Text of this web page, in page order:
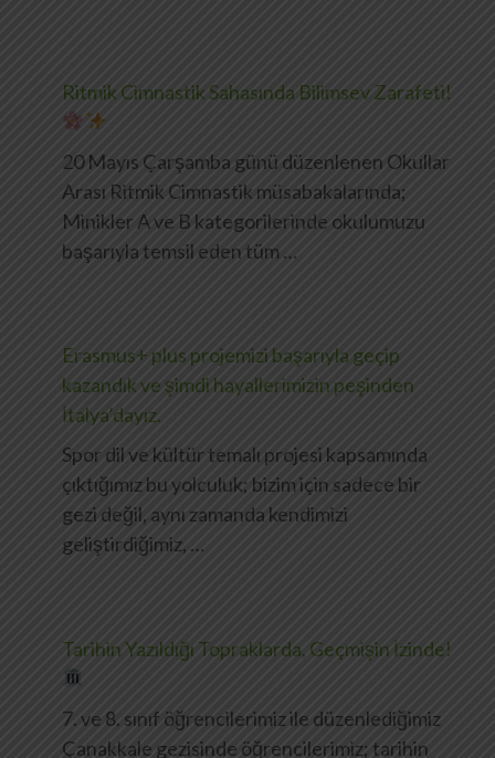
Ritmik Cimnastik Sahasında Bilimsev Zarafeti!
20 Mayıs Çarşamba günü düzenlenen Okullar
Arası Ritmik Cimnastik müsabakalarında;
Minikler A ve B kategorilerinde okulumuzu
başarıyla temsil eden tüm …
Erasmus+ plus projemizi başarıyla geçip
kazandık ve şimdi hayallerimizin peşinden
İtalya’dayız.
Spor dil ve kültür temalı projesi kapsamında
çıktığımız bu yolculuk; bizim için sadece bir
gezi değil, aynı zamanda kendimizi
geliştirdiğimiz, …
Tarihin Yazıldığı Topraklarda, Geçmişin İzinde!
7. ve 8. sınıf öğrencilerimiz ile düzenlediğimiz
Çanakkale gezisinde öğrencilerimiz; tarihin